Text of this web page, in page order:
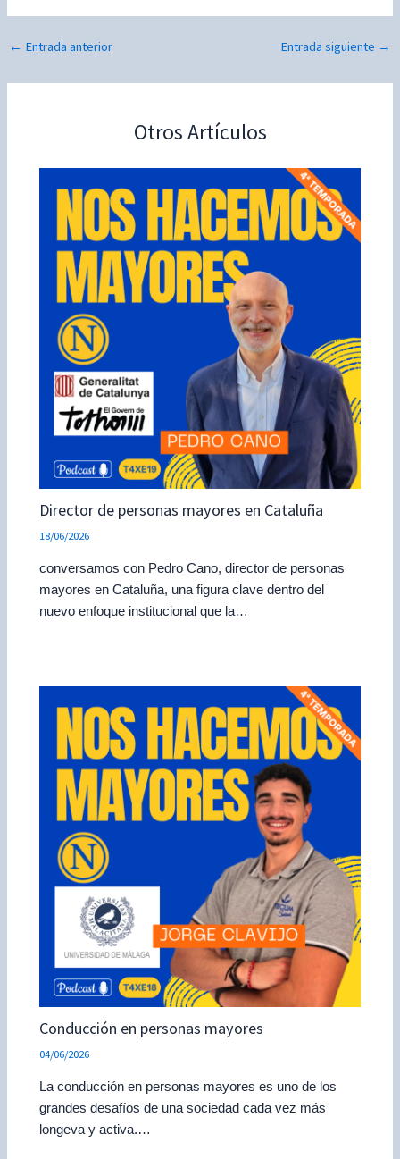
← Entrada anterior Entrada siguiente →
Otros Artículos
Director de personas mayores en Cataluña
18/06/2026
conversamos con Pedro Cano, director de personas
mayores en Cataluña, una figura clave dentro del
nuevo enfoque institucional que la…
Conducción en personas mayores
04/06/2026
La conducción en personas mayores es uno de los
grandes desafíos de una sociedad cada vez más
longeva y activa.…